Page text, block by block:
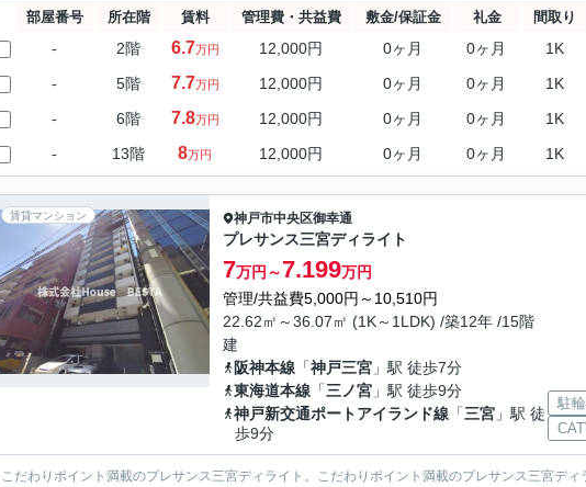
部屋番号 所在階 賃料 管理費・共益費 敷金/保証金 礼金 間取り
- 2階 6.7万円 12,000円 0ヶ月 0ヶ月 1K
- 5階 7.7万円 12,000円 0ヶ月 0ヶ月 1K
- 6階 7.8万円 12,000円 0ヶ月 0ヶ月 1K
- 13階 8万円 12,000円 0ヶ月 0ヶ月 1K
賃貸マンション 神戸市中央区御幸通
プレサンス三宮ディライト
7万円～7.199万円
管理/共益費5,000円～10,510円
22.62㎡～36.07㎡ (1K～1LDK) /築12年 /15階
建
阪神本線 「神戸三宮 」駅 徒歩7分
東海道本線 「三ノ宮 」駅 徒歩9分
神戸新交通ポートアイランド線 「三宮 」駅 徒
歩9分
駐
こだわりポイント満載のプレサンス三宮ディライト。こだわりポイント満載のプレサンス三宮デ